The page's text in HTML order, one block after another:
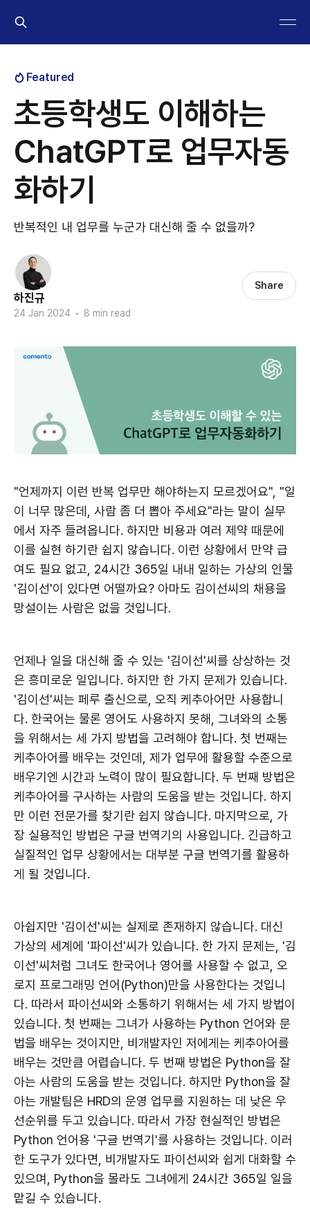
Featured
초등학생도 이해하는
ChatGPT로 업무자동
화하기
반복적인 내 업무를 누군가 대신해 줄 수 없을까?
하진규
24 Jan 2024 • 8 min read
Share
"언제까지 이런 반복 업무만 해야하는지 모르겠어요", "일
이 너무 많은데, 사람 좀 더 뽑아 주세요"라는 말이 실무
에서 자주 들려옵니다. 하지만 비용과 여러 제약 때문에
이를 실현 하기란 쉽지 않습니다. 이런 상황에서 만약 급
여도 필요 없고, 24시간 365일 내내 일하는 가상의 인물
'김이선'이 있다면 어떨까요? 아마도 김이선씨의 채용을
망설이는 사람은 없을 것입니다.
언제나 일을 대신해 줄 수 있는 '김이선'씨를 상상하는 것
은 흥미로운 일입니다. 하지만 한 가지 문제가 있습니다.
'김이선'씨는 페루 출신으로, 오직 케추아어만 사용합니
다. 한국어는 물론 영어도 사용하지 못해, 그녀와의 소통
을 위해서는 세 가지 방법을 고려해야 합니다. 첫 번째는
케추아어를 배우는 것인데, 제가 업무에 활용할 수준으로
배우기엔 시간과 노력이 많이 필요합니다. 두 번째 방법은
케추아어를 구사하는 사람의 도움을 받는 것입니다. 하지
만 이런 전문가를 찾기란 쉽지 않습니다. 마지막으로, 가
장 실용적인 방법은 구글 번역기의 사용입니다. 긴급하고
실질적인 업무 상황에서는 대부분 구글 번역기를 활용하
게 될 것입니다.
아쉽지만 '김이선'씨는 실제로 존재하지 않습니다. 대신
가상의 세계에 '파이선'씨가 있습니다. 한 가지 문제는, '김
이선'씨처럼 그녀도 한국어나 영어를 사용할 수 없고, 오
로지 프로그래밍 언어(Python)만을 사용한다는 것입니
다. 따라서 파이선씨와 소통하기 위해서는 세 가지 방법이
있습니다. 첫 번째는 그녀가 사용하는 Python 언어와 문
법을 배우는 것이지만, 비개발자인 저에게는 케추아어를
배우는 것만큼 어렵습니다. 두 번째 방법은 Python을 잘
아는 사람의 도움을 받는 것입니다. 하지만 Python을 잘
아는 개발팀은 HRD의 운영 업무를 지원하는 데 낮은 우
선순위를 두고 있습니다. 따라서 가장 현실적인 방법은
Python 언어용 '구글 번역기'를 사용하는 것입니다. 이러
한 도구가 있다면, 비개발자도 파이선씨와 쉽게 대화할 수
있으며, Python을 몰라도 그녀에게 24시간 365일 일을
맡길 수 있습니다.